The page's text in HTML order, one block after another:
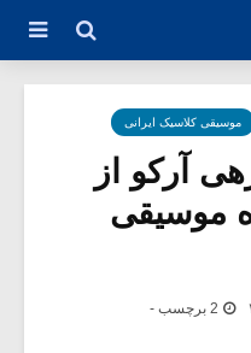
موسیقی کلاسیک ایرانی
آرکو از
موسیقی
2 برچسب -